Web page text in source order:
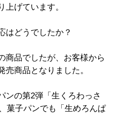
上げています。
どうでしたか？
品でしたが、お客様から
売商品となりました。
の第2弾「生くろわっさ
菓子パンでも「生めろんぱ